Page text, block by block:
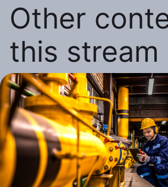
Other
this stream